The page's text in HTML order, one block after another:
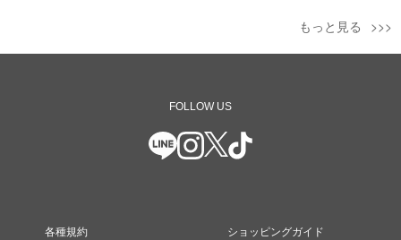
もっと見る
FOLLOW US
各種規約
ショッピングガイド